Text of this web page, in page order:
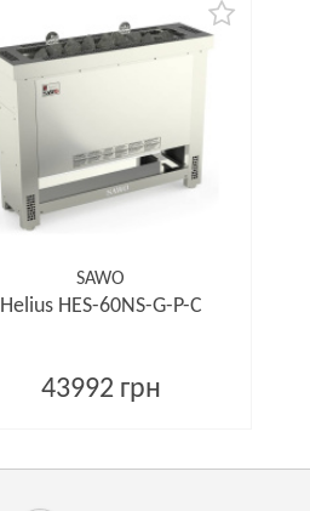
SAWO
Helius HES-60NS-G-P-C
43992 грн